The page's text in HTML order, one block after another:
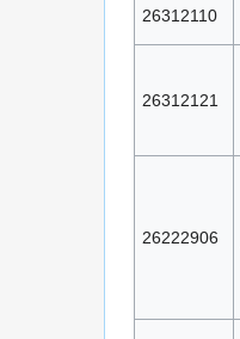
26312110
26312121
26222906